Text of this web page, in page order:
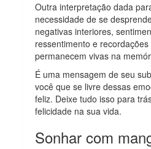
Outra interpretação dada
necessidade de se
negativas interiores,
ressentimento e
permanecem vivas na
É uma mensagem de seu
você que se livre dessas
feliz. Deixe tudo isso para
felicidade na sua vida.
Sonhar com